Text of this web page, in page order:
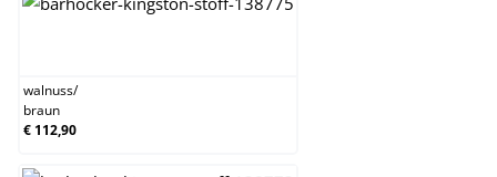
walnuss/
braun
€ 112,90